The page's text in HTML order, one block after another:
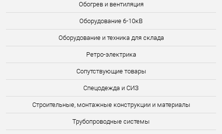
Обогрев и вентиляция
Оборудование 6-10кВ
Оборудование и техника для склада
Ретро-электрика
Сопутствующие товары
Спецодежда и СИЗ
Строительные, монтажные конструкции и материалы
Трубопроводные системы